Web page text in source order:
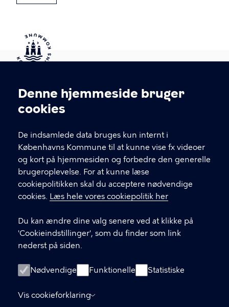
Cookieindstillinger
Denne hjemmeside bruger
cookies
De indsamlede data bruges kun internt i
Københavns Kommune til at kunne vise fx videoer
og kort på hjemmesiden og forbedre den generelle
brugeroplevelse. For at kunne læse
cookiepolitikken skal du acceptere nødvendige
cookies. Læs hele vores cookiepolitik her
Du kan ændre dine valg senere ved at klikke på
'Cookieindstillinger', som du finder som link
nederst på siden.
Nødvendige Funktionelle Statistiske
Vis cookieforklaring
Kontakt Københavns Kommune
T
fFind andre kontakter her
CVR-nummer64942212
GENVEJE
Digital Post
Databeskyttelse
Tilgængelighedserklæring
Om hjemmesiden